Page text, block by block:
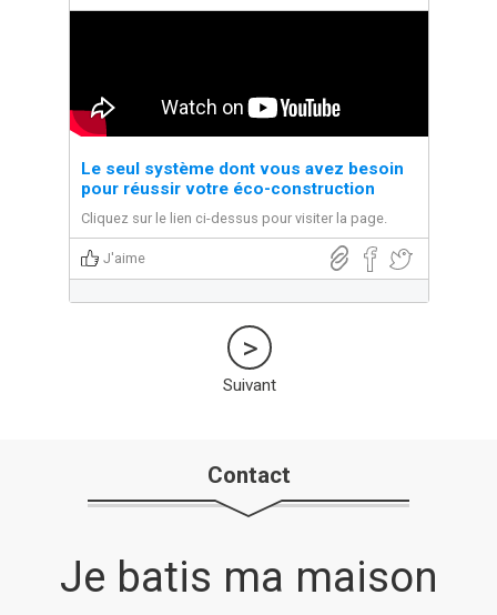
Le seul système dont vous avez besoin
pour réussir votre éco-construction
Cliquez sur le lien ci-dessus pour visiter la page.
J'aime
Suivant
Contact
Je batis ma maison